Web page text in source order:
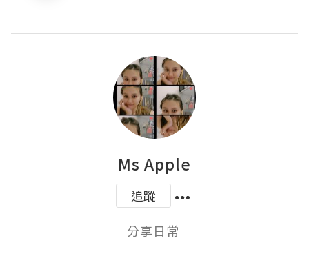
Ms Apple
追蹤
分享日常